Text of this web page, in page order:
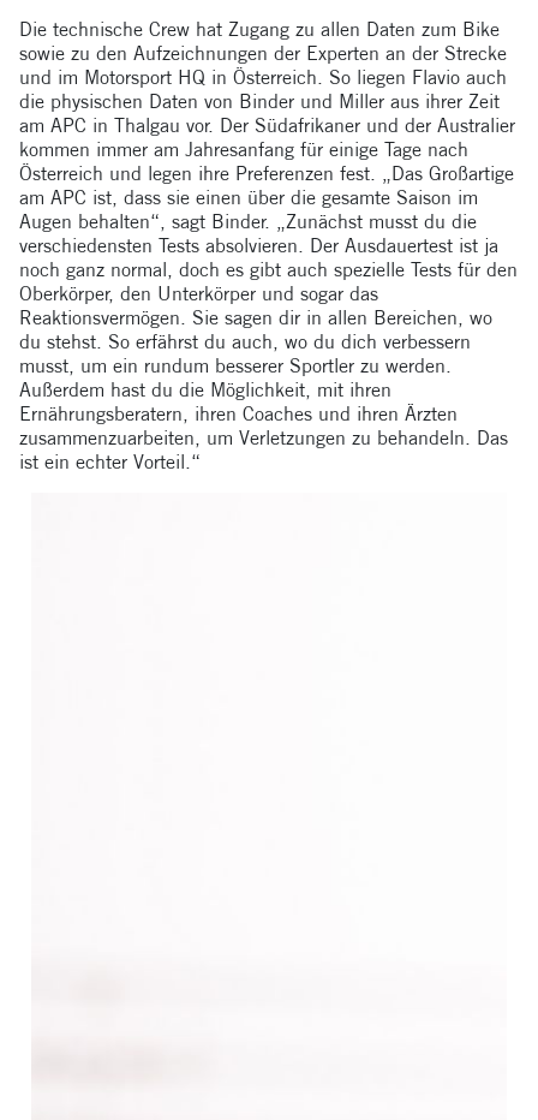
Die technische Crew hat Zugang zu allen Daten zum Bike
sowie zu den Aufzeichnungen der Experten an der Strecke
und im Motorsport HQ in Österreich. So liegen Flavio auch
die physischen Daten von Binder und Miller aus ihrer Zeit
am APC in Thalgau vor. Der Südafrikaner und der Australier
kommen immer am Jahresanfang für einige Tage nach
Österreich und legen ihre Preferenzen fest. „Das Großartige
am APC ist, dass sie einen über die gesamte Saison im
Augen behalten“, sagt Binder. „Zunächst musst du die
verschiedensten Tests absolvieren. Der Ausdauertest ist ja
noch ganz normal, doch es gibt auch spezielle Tests für den
Oberkörper, den Unterkörper und sogar das
Reaktionsvermögen. Sie sagen dir in allen Bereichen, wo
du stehst. So erfährst du auch, wo du dich verbessern
musst, um ein rundum besserer Sportler zu werden.
Außerdem hast du die Möglichkeit, mit ihren
Ernährungsberatern, ihren Coaches und ihren Ärzten
zusammenzuarbeiten, um Verletzungen zu behandeln. Das
ist ein echter Vorteil.“